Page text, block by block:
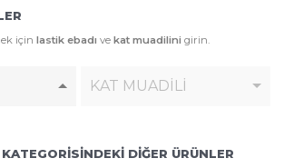
için lastik ebadı ve kat muadilini girin.
KAT MUADİLİ
DİĞER ÜRÜNLER